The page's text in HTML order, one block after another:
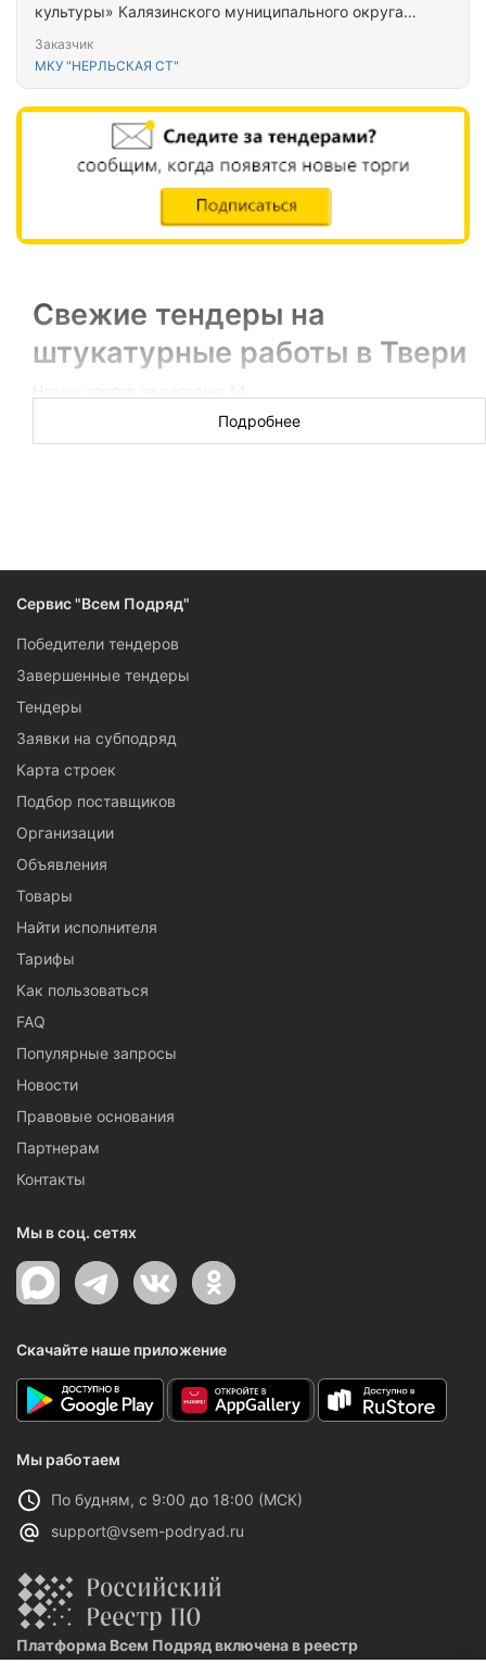
культуры» Калязинского муниципального округа
Заказчик
МКУ "НЕРЛЬСКАЯ СТ"
Свежие тендеры на
штукатурные работы в Твери
Ремонты школ и администраций, квартир и
Подробнее
Сервис "Всем Подряд"
Победители тендеров
Завершенные тендеры
Тендеры
Заявки на субподряд
Карта строек
Подбор поставщиков
Организации
Объявления
Товары
Найти исполнителя
Тарифы
Как пользоваться
FAQ
Популярные запросы
Новости
Правовые основания
Партнерам
Контакты
Мы в соц. сетях
Скачайте наше приложение
Мы работаем
По будням, с 9:00 до 18:00 (МСК)
support@vsem-podryad.ru
Платформа Всем Подряд включена в реестр